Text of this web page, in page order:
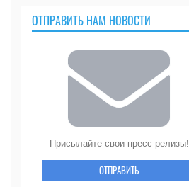
ОТПРАВИТЬ НАМ НОВОСТИ
Присылайте свои пресс-релизы!
ОТПРАВИТЬ